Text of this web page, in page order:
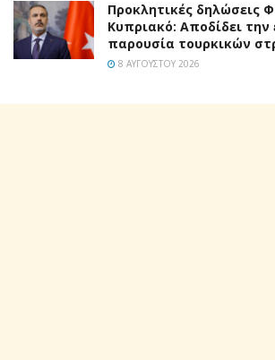
Προκλητικές δηλώσεις
Κυπριακό: Αποδίδει την
παρουσία τουρκικών
8 ΑΥΓΟΎΣΤΟΥ 2026